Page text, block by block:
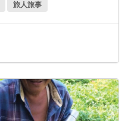
旅人旅事